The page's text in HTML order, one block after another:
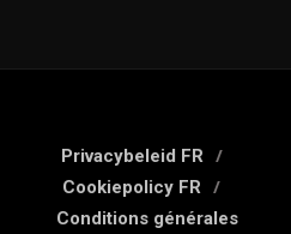
Privacybeleid FR
Cookiepolicy FR
Conditions générales